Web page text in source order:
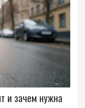
и зачем нужна